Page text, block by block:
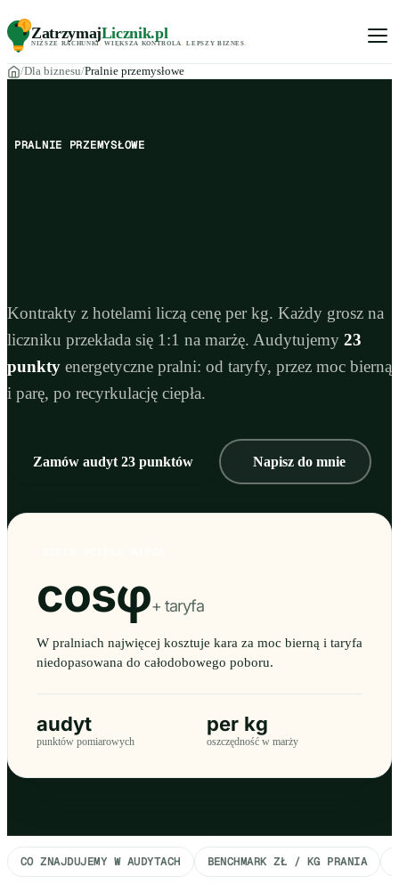
ZatrzymajLicznik.pl
NIŻSZE RACHUNKI. WIĘKSZA KONTROLA LEPSZY BIZNES
Dla biznesu Pralnie przemysłowe
PRALNIE PRZEMYSŁOWE
Kontrakty z hotelami liczą cenę per kg. Każdy grosz na
liczniku przekłada się 1:1 na marżę. Audytujemy 23
punkty energetyczne pralni: od taryfy, przez moc bierną
i parę, po recyrkulację ciepła.
Zamów audyt 23 punktów Napisz do mnie
cosφ+ taryfa
W pralniach najwięcej kosztuje kara za moc bierną i taryfa
niedopasowana do całodobowego poboru.
audyt
punktów pomiarowych
per kg
oszczędność w marży
CO ZNAJDUJEMY W AUDYTACH BENCHMARK ZŁ / KG PRANIA